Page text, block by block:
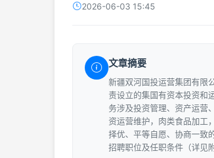
2026-06-03 15:45
文章摘要
新疆双河国投运营集团有限
责设立的集国有资本投资和
务涉及投资管理、资产运营
资运营维护，肉类食品加工
择优、平等自愿、协商一致
招聘职位及任职条件（详见